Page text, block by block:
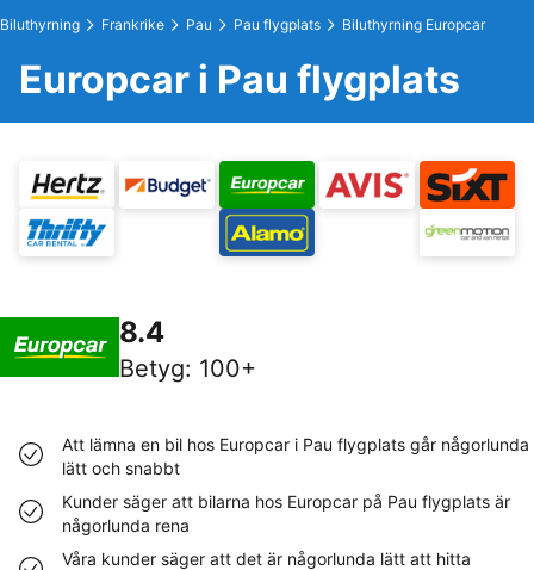
Biluthyrning Frankrike Pau Pau flygplats Biluthyrning Europcar
Europcar i Pau flygplats
8.4
Betyg: 100+
Att lämna en bil hos Europcar i Pau flygplats går någorlunda
lätt och snabbt
Kunder säger att bilarna hos Europcar på Pau flygplats är
någorlunda rena
Våra kunder säger att det är någorlunda lätt att hitta